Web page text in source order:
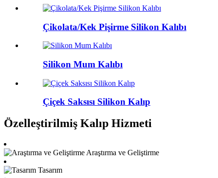
Çikolata/Kek Pişirme Silikon Kalıbı
Silikon Mum Kalıbı
Çiçek Saksısı Silikon Kalıp
Özelleştirilmiş Kalıp Hizmeti
Araştırma ve Geliştirme
Tasarım